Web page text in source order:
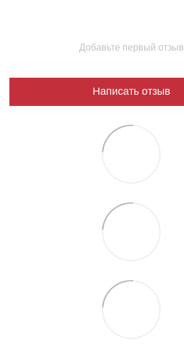
Добавьте первый отзыв
Написать отзыв